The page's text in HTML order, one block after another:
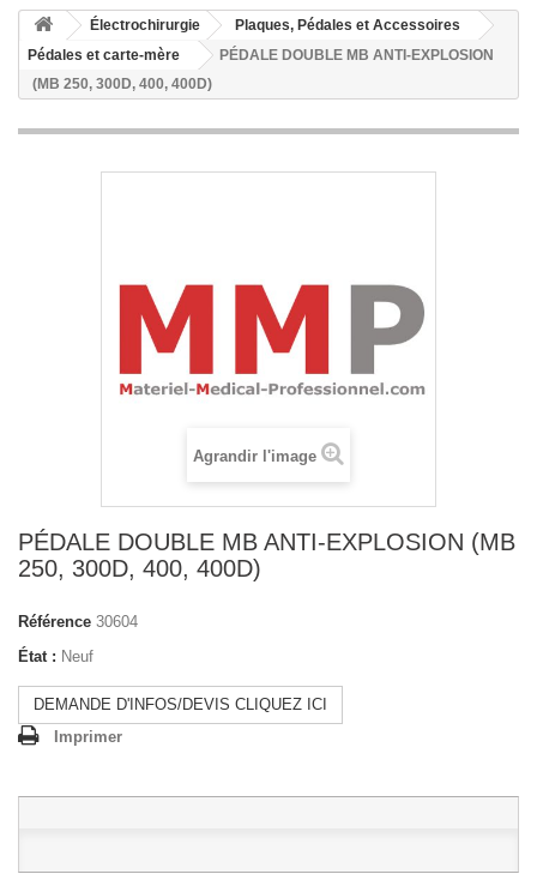
Électrochirurgie
Plaques, Pédales et Accessoires
Pédales et carte-mère
PÉDALE DOUBLE MB ANTI-EXPLOSION
(MB 250, 300D, 400, 400D)
Agrandir l'image
PÉDALE DOUBLE MB ANTI-EXPLOSION (MB
250, 300D, 400, 400D)
Référence 30604
État : Neuf
DEMANDE D'INFOS/DEVIS CLIQUEZ ICI
Imprimer